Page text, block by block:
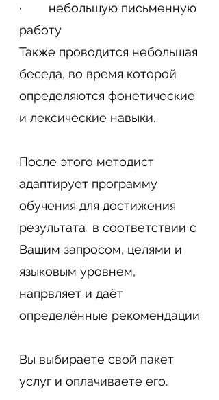
· небольшую письменную
работу
Также проводится небольшая
беседа, во время которой
определяются фонетические
и лексические навыки.
После этого методист
адаптирует программу
обучения для достижения
результата в соответствии с
Вашим запросом, целями и
языковым уровнем,
напрвляет и даёт
определённые рекомендации
Вы выбираете свой пакет
услуг и оплачиваете его.